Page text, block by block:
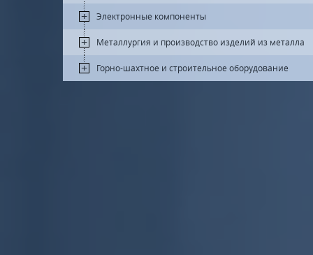
Электронные компоненты
Металлургия и производство изделий из металла
Горно-шахтное и строительное оборудование